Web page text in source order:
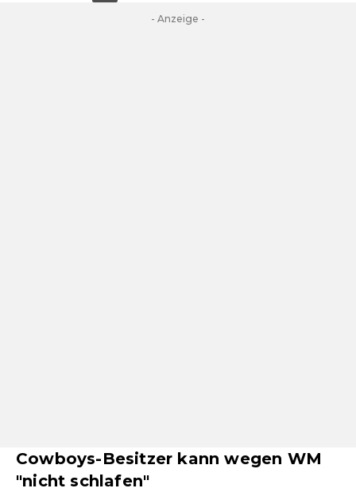
- Anzeige -
Cowboys-Besitzer kann wegen WM
"nicht schlafen"